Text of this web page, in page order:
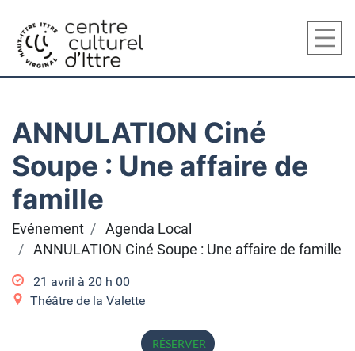
ANNULATION Ciné
Soupe : Une affaire de
famille
Evénement
Agenda Local
ANNULATION Ciné Soupe : Une affaire de famille
21 avril à 20 h 00
Théâtre de la Valette
RÉSERVER